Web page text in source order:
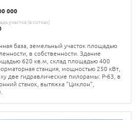
000
участка (в сотках)
база, земельный участок площадью
в собственности. Здание
620 кв.м, склад площадью 400
станция, мощностью 250 кВт,
две гидравлические пилорамы: Р-63, в
станок, вытяжка "Циклон",